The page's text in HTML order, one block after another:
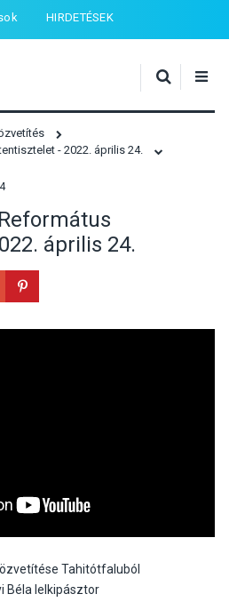
HIRDETÉSEK
- 2022. április 24.
április 24.
Tahitótfaluból
Béla lelkipásztor